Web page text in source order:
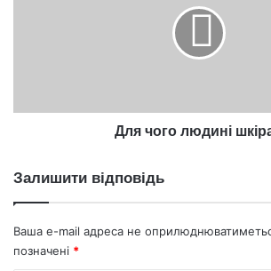
Для чого людині
Залишити відповідь
Ваша e-mail адреса не
позначені *